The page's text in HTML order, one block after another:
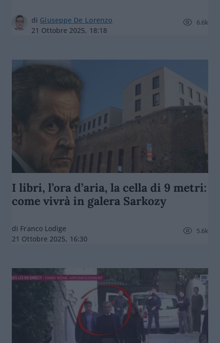
di Giuseppe De Lorenzo
21 Ottobre 2025, 18:18
6.6k
I libri, l’ora d’aria, la cella di 9 metri:
come vivrà in galera Sarkozy
di Franco Lodige
21 Ottobre 2025, 16:30
5.6k